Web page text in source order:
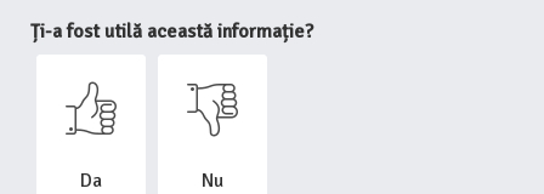
Ți-a fost utilă această informație?
Da Nu